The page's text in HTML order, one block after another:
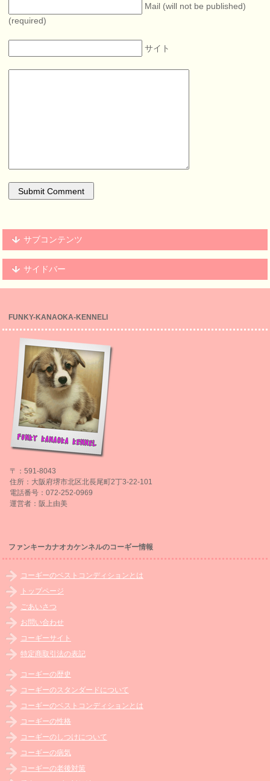
Mail (will not be published)
(required)
サイト
サブコンテンツ
サイドバー
FUNKY-KANAOKA-KENNELl
〒：591-8043
住所：大阪府堺市北区北長尾町2丁3-22-101
電話番号：072-252-0969
運営者：阪上由美
ファンキーカナオカケンネルのコーギー情報
コーギーのベストコンディションとは
トップページ
ごあいさつ
お問い合わせ
コーギーサイト
特定商取引法の表記
コーギーの歴史
コーギーのスタンダードについて
コーギーのベストコンディションとは
コーギーの性格
コーギーのしつけについて
コーギーの病気
コーギーの老後対策